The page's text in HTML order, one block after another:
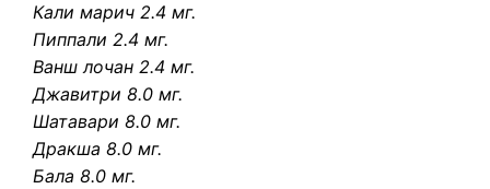
Кали марич 2.4 мг.
Пиппали 2.4 мг.
Ванш лочан 2.4 мг.
Джавитри 8.0 мг.
Шатавари 8.0 мг.
Дракша 8.0 мг.
Бала 8.0 мг.